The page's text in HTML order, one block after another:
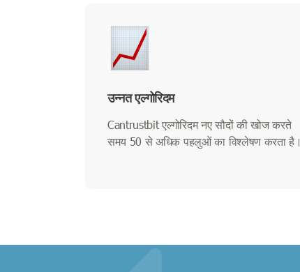
उन्नत एल्गोरिदम
Cantrustbit एल्गोरिदम नए सौदों की खोज करते
समय 50 से अधिक पहलुओं का विश्लेषण करता है।